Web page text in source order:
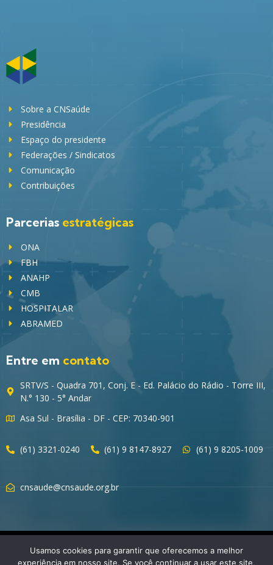
Sobre a CNSaúde
Presidência
Espaço do presidente
Federações / Sindicatos
Comunicação
Contribuições
Parcerias estratégicas
ONA
FBH
ANAHP
CMB
HOSPITALAR
ABRAMED
Entre em contato
SRTV/S - Quadra 701, Conj. E - Ed. Palácio do Rádio - Torre III,
N.° 130 - 5° Andar
Asa Sul - Brasília - DF - CEP: 70340-901
(61) 3321-0240 (61) 9 8147-8927 (61) 9 8205-1009
cnsaude@cnsaude.org.br
Usamos cookies para garantir que oferecemos a melhor
experiência em nosso site. Se você continuar a usar este site,